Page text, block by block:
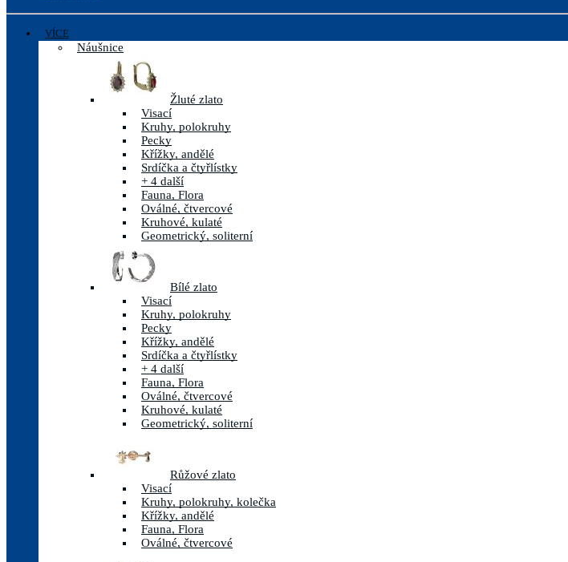
VÍCE
Náušnice
Žluté zlato
Visací
Kruhy, polokruhy
Pecky
Křížky, andělé
Srdíčka a čtyřlístky
+ 4 další
Fauna, Flora
Oválné, čtvercové
Kruhové, kulaté
Geometrický, soliterní
Bílé zlato
Visací
Kruhy, polokruhy
Pecky
Křížky, andělé
Srdíčka a čtyřlístky
+ 4 další
Fauna, Flora
Oválné, čtvercové
Kruhové, kulaté
Geometrický, soliterní
Růžové zlato
Visací
Kruhy, polokruhy, kolečka
Křížky, andělé
Fauna, Flora
Oválné, čtvercové